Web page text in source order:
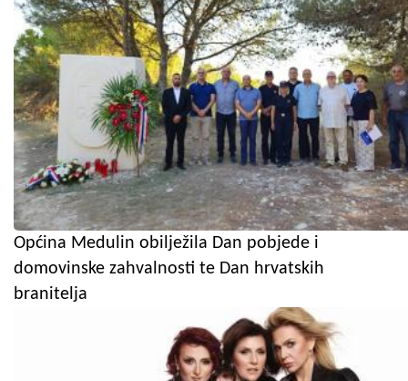
Općina Medulin obilježila Dan pobjede i
domovinske zahvalnosti te Dan hrvatskih
branitelja